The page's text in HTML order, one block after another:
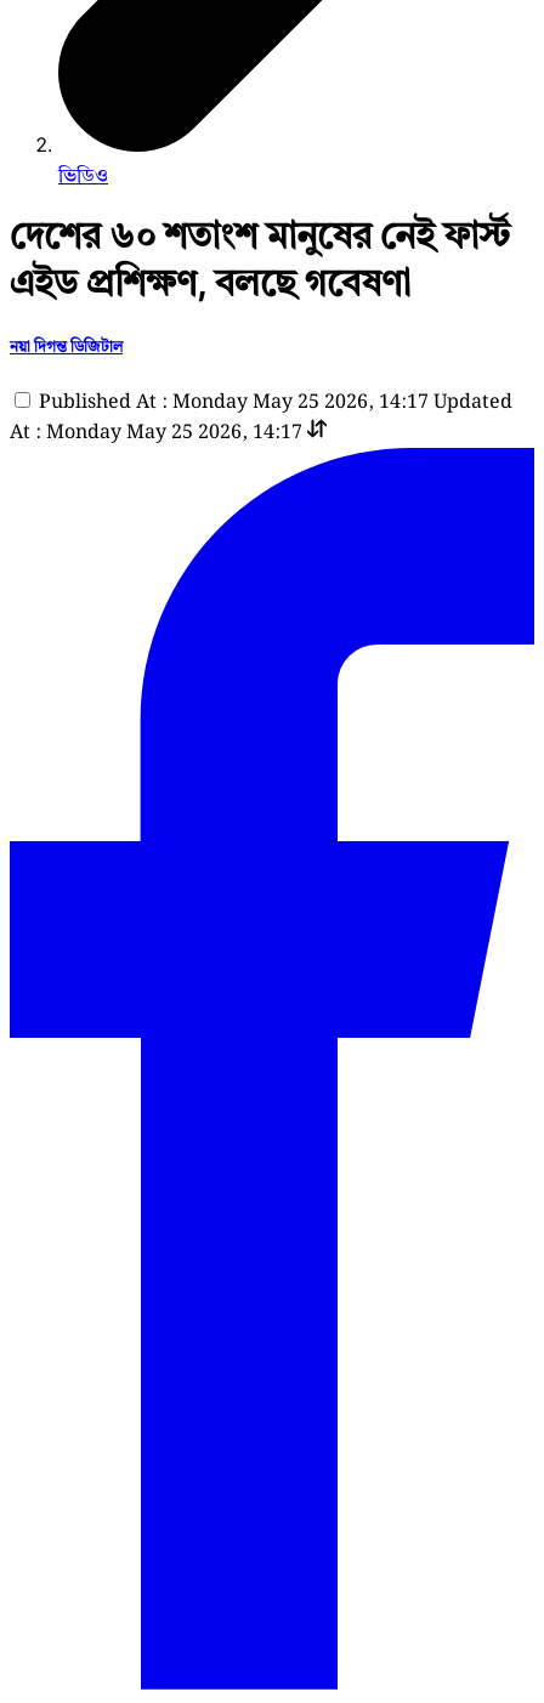
ভিডিও
দেশের ৬০ শতাংশ মানুষের নেই ফার্স্ট
এইড প্রশিক্ষণ, বলছে গবেষণা
নয়া দিগন্ত ডিজিটাল
Published At : Monday May 25 2026, 14:17 Updated
At : Monday May 25 2026, 14:17